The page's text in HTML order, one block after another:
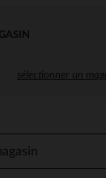
sélectionner un